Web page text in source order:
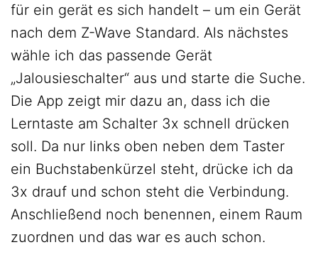
für ein gerät es sich handelt – um ein Gerät
nach dem Z-Wave Standard. Als nächstes
wähle ich das passende Gerät
„Jalousieschalter“ aus und starte die Suche.
Die App zeigt mir dazu an, dass ich die
Lerntaste am Schalter 3x schnell drücken
soll. Da nur links oben neben dem Taster
ein Buchstabenkürzel steht, drücke ich da
3x drauf und schon steht die Verbindung.
Anschließend noch benennen, einem Raum
zuordnen und das war es auch schon.